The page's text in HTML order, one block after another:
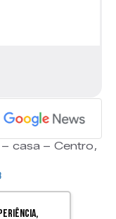
– casa – Centro,